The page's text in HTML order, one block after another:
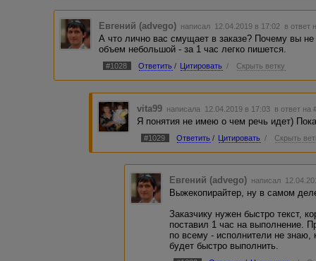
Евгений (advego) написал 12.04.2019 в 17:02 в ответ
А что лично вас смущает в заказе? Почему вы
объем небольшой - за 1 час легко пишется.
#1028 Ответить / Цитировать / Скрыть ветку
vita99 написала 12.04.2019 в 17:03 в ответ на
Я понятия не имею о чем речь идет)
#1029 Ответить / Цитировать / Скрыть
Евгений (advego) написал
Выжекопирайтер, ну в самом
Заказчику нужен быстро текст,
поставил 1 час на выполнение.
по всему - исполнители не знаю,
будет быстро выполнить.